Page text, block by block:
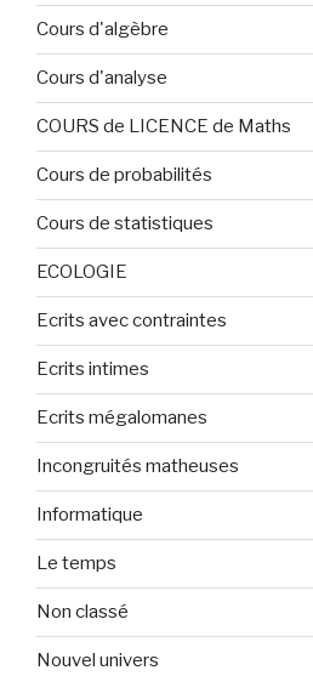
Cours d'algèbre
Cours d'analyse
COURS de LICENCE de Maths
Cours de probabilités
Cours de statistiques
ECOLOGIE
Ecrits avec contraintes
Ecrits intimes
Ecrits mégalomanes
Incongruités matheuses
Informatique
Le temps
Non classé
Nouvel univers